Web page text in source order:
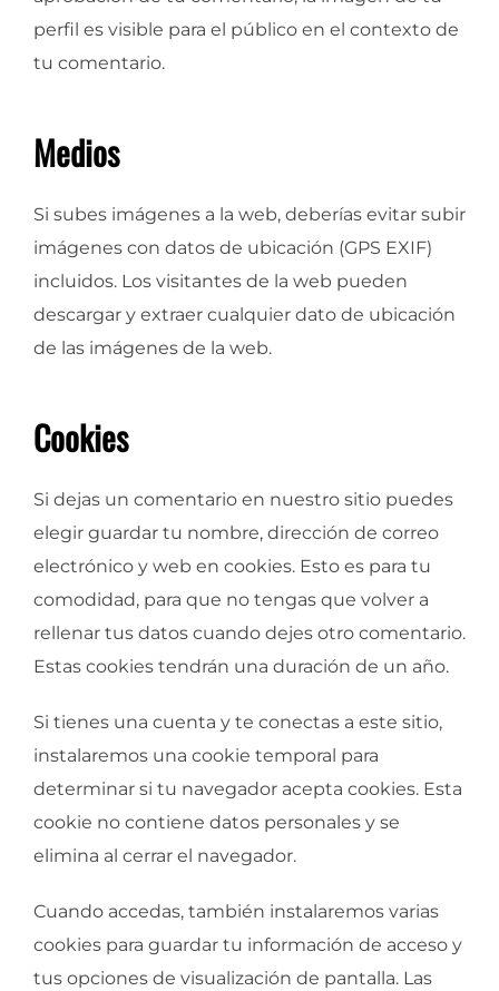
perfil es visible para el público en el contexto de
tu comentario.
Medios
Si subes imágenes a la web, deberías evitar subir
imágenes con datos de ubicación (GPS EXIF)
incluidos. Los visitantes de la web pueden
descargar y extraer cualquier dato de ubicación
de las imágenes de la web.
Cookies
Si dejas un comentario en nuestro sitio puedes
elegir guardar tu nombre, dirección de correo
electrónico y web en cookies. Esto es para tu
comodidad, para que no tengas que volver a
rellenar tus datos cuando dejes otro comentario.
Estas cookies tendrán una duración de un año.
Si tienes una cuenta y te conectas a este sitio,
instalaremos una cookie temporal para
determinar si tu navegador acepta cookies. Esta
cookie no contiene datos personales y se
elimina al cerrar el navegador.
Cuando accedas, también instalaremos varias
cookies para guardar tu información de acceso y
tus opciones de visualización de pantalla. Las